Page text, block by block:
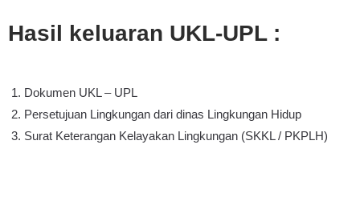
Hasil keluaran UKL-UPL :
Dokumen UKL – UPL
Persetujuan Lingkungan dari dinas Lingkungan Hidup
Surat Keterangan Kelayakan Lingkungan (SKKL / PKPLH)